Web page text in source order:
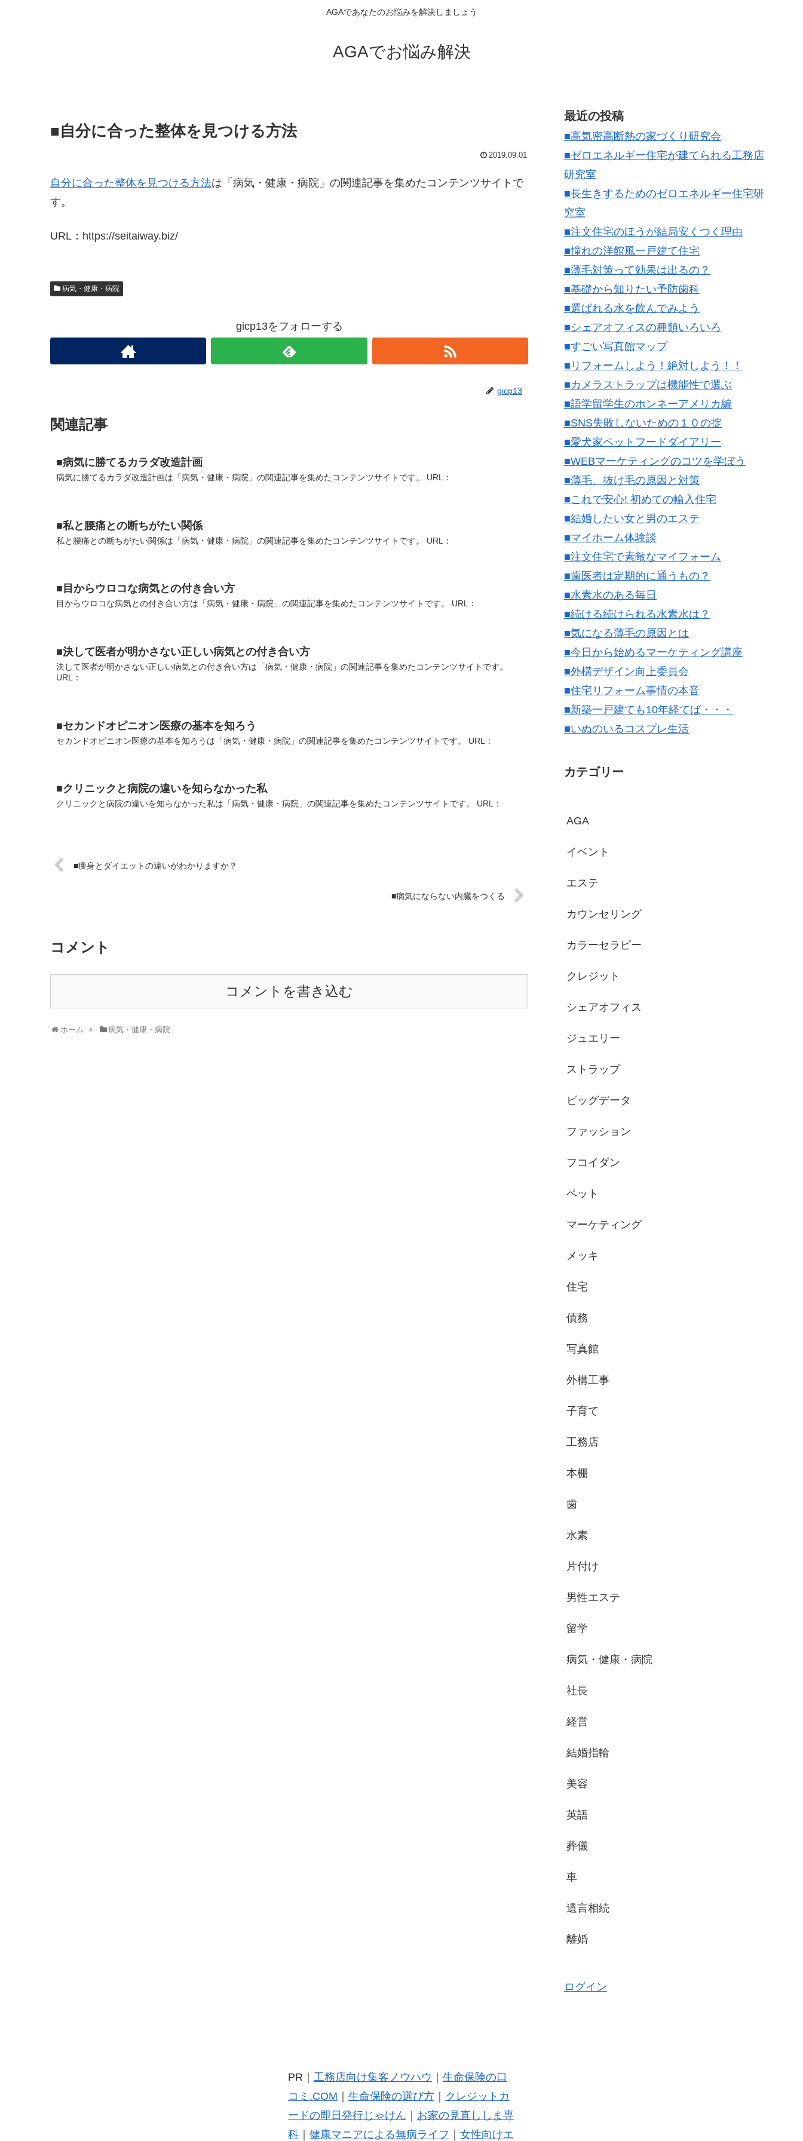
AGAであなたのお悩みを解決しましょう
AGAでお悩み解決
■自分に合った整体を見つける方法
2019.09.01
自分に合った整体を見つける方法は「病気・健康・病院」の関連記事を集めたコンテンツサイトで
す。
URL：https://seitaiway.biz/
病気・健康・病院
gicp13をフォローする
gicp13
関連記事
■病気に勝てるカラダ改造計画
病気に勝てるカラダ改造計画は「病気・健康・病院」の関連記事を集めたコンテンツサイトです。 URL：
■私と腰痛との断ちがたい関係
私と腰痛との断ちがたい関係は「病気・健康・病院」の関連記事を集めたコンテンツサイトです。 URL：
■目からウロコな病気との付き合い方
目からウロコな病気との付き合い方は「病気・健康・病院」の関連記事を集めたコンテンツサイトです。 URL：
■決して医者が明かさない正しい病気との付き合い方
決して医者が明かさない正しい病気との付き合い方は「病気・健康・病院」の関連記事を集めたコンテンツサイトです。
URL：
■セカンドオピニオン医療の基本を知ろう
セカンドオピニオン医療の基本を知ろうは「病気・健康・病院」の関連記事を集めたコンテンツサイトです。 URL：
■クリニックと病院の違いを知らなかった私
クリニックと病院の違いを知らなかった私は「病気・健康・病院」の関連記事を集めたコンテンツサイトです。 URL：
■痩身とダイエットの違いがわかりますか？
■病気にならない内臓をつくる
コメント
コメントを書き込む
ホーム 病気・健康・病院
最近の投稿
■高気密高断熱の家づくり研究会
■ゼロエネルギー住宅が建てられる工務店
研究室
■長生きするためのゼロエネルギー住宅研
究室
■注文住宅のほうが結局安くつく理由
■憧れの洋館風一戸建て住宅
■薄毛対策って効果は出るの？
■基礎から知りたい予防歯科
■選ばれる水を飲んでみよう
■シェアオフィスの種類いろいろ
■すごい写真館マップ
■リフォームしよう！絶対しよう！！
■カメラストラップは機能性で選ぶ
■語学留学生のホンネーアメリカ編
■SNS失敗しないための１０の掟
■愛犬家ペットフードダイアリー
■WEBマーケティングのコツを学ぼう
■薄毛、抜け毛の原因と対策
■これで安心! 初めての輸入住宅
■結婚したい女と男のエステ
■マイホーム体験談
■注文住宅で素敵なマイフォーム
■歯医者は定期的に通うもの？
■水素水のある毎日
■続ける続けられる水素水は？
■気になる薄毛の原因とは
■今日から始めるマーケティング講座
■外構デザイン向上委員会
■住宅リフォーム事情の本音
■新築一戸建ても10年経てば・・・
■いぬのいるコスプレ生活
カテゴリー
AGA
イベント
エステ
カウンセリング
カラーセラピー
クレジット
シェアオフィス
ジュエリー
ストラップ
ビッグデータ
ファッション
フコイダン
ペット
マーケティング
メッキ
住宅
債務
写真館
外構工事
子育て
工務店
本棚
歯
水素
片付け
男性エステ
留学
病気・健康・病院
社長
経営
結婚指輪
美容
英語
葬儀
車
遺言相続
離婚
ログイン
PR｜ 工務店向け集客ノウハウ
生命保険の口
コミ.COM
生命保険の選び方｜
クレジットカ
ードの即日発行じゃけん
お家の見直ししま専
科｜ 健康マニアによる無病ライフ 女性向けエ